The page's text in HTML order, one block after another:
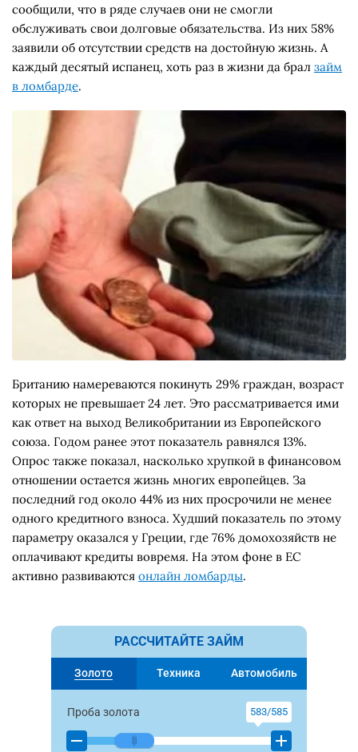
сообщили, что в ряде случаев они не смогли
обслуживать свои долговые обязательства. Из них 58%
заявили об отсутствии средств на достойную жизнь. А
каждый десятый испанец, хоть раз в жизни да брал займ
в ломбарде.
Британию намереваются покинуть 29% граждан, возраст
которых не превышает 24 лет. Это рассматривается ими
как ответ на выход Великобритании из Европейского
союза. Годом ранее этот показатель равнялся 13%.
Опрос также показал, насколько хрупкой в финансовом
отношении остается жизнь многих европейцев. За
последний год около 44% из них просрочили не менее
одного кредитного взноса. Худший показатель по этому
параметру оказался у Греции, где 76% домохозяйств не
оплачивают кредиты вовремя. На этом фоне в ЕС
активно развиваются онлайн ломбарды.
РАССЧИТАЙТЕ ЗАЙМ
Золото Техника Автомобиль
Проба золота 583/585